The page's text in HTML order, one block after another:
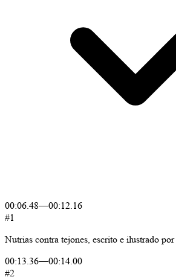
00:06.48—00:12.16
#1
Nutrias contra tejones, escrito e ilustrado por
00:13.36—00:14.00
#2